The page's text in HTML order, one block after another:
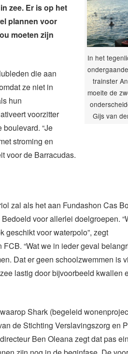
In het
trainster
moeite de
Gijs van
zee. Er is op het
plannen voor
moeten zijn
die aan
ze niet in
hun
voorzitter
“Je
stroming en
voor de Barracudas.
zal als het aan Fundashon Cas
voor allerlei doelgroepen.
geschikt voor waterpolo”, zegt
“Wat we in ieder geval
Dat er geen schoolzwemmen is
lastig door bijvoorbeeld kwallen
Shark (begeleid
de Stichting Verslavingszorg en
Ben Oleana zegt dat pas